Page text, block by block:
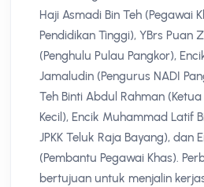
Haji Asmadi Bin Teh (Pegawai
Pendidikan Tinggi), YBrs Puan
(Penghulu Pulau Pangkor),
Jamaludin (Pengurus NADI
Teh Binti Abdul Rahman
Kecil), Encik Muhammad Latif
JPKK Teluk Raja Bayang), dan
(Pembantu Pegawai Khas).
bertujuan untuk menjalin